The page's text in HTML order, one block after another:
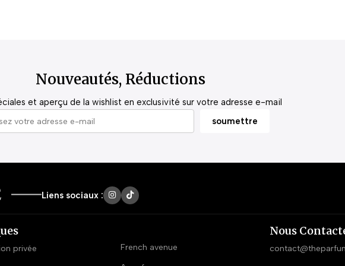
Nouveautés, Réductions
et aperçu de la wishlist en exclusivité sur votre adresse e-mail
Liens sociaux :
privée
French avenue
Nous